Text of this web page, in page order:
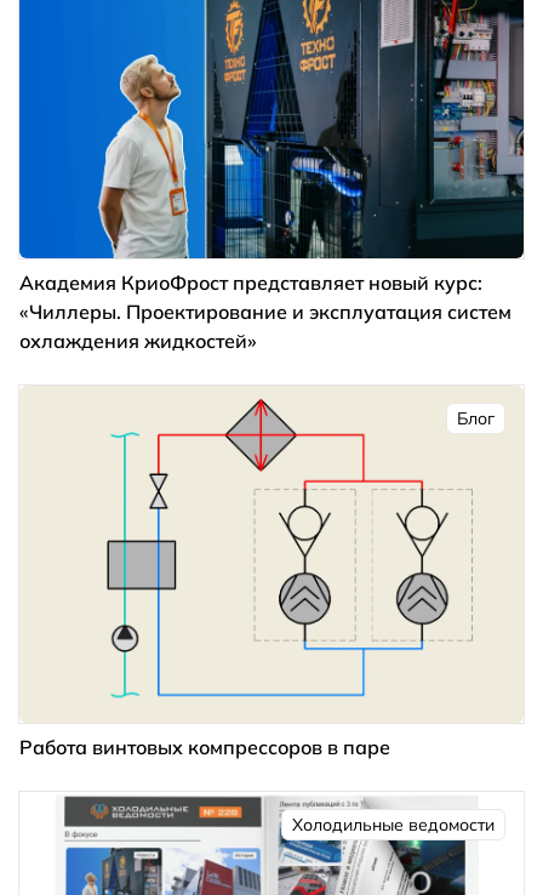
Академия КриоФрост представляет новый курс:
«Чиллеры. Проектирование и эксплуатация систем
охлаждения жидкостей»
Блог
Работа винтовых компрессоров в паре
Холодильные ведомости